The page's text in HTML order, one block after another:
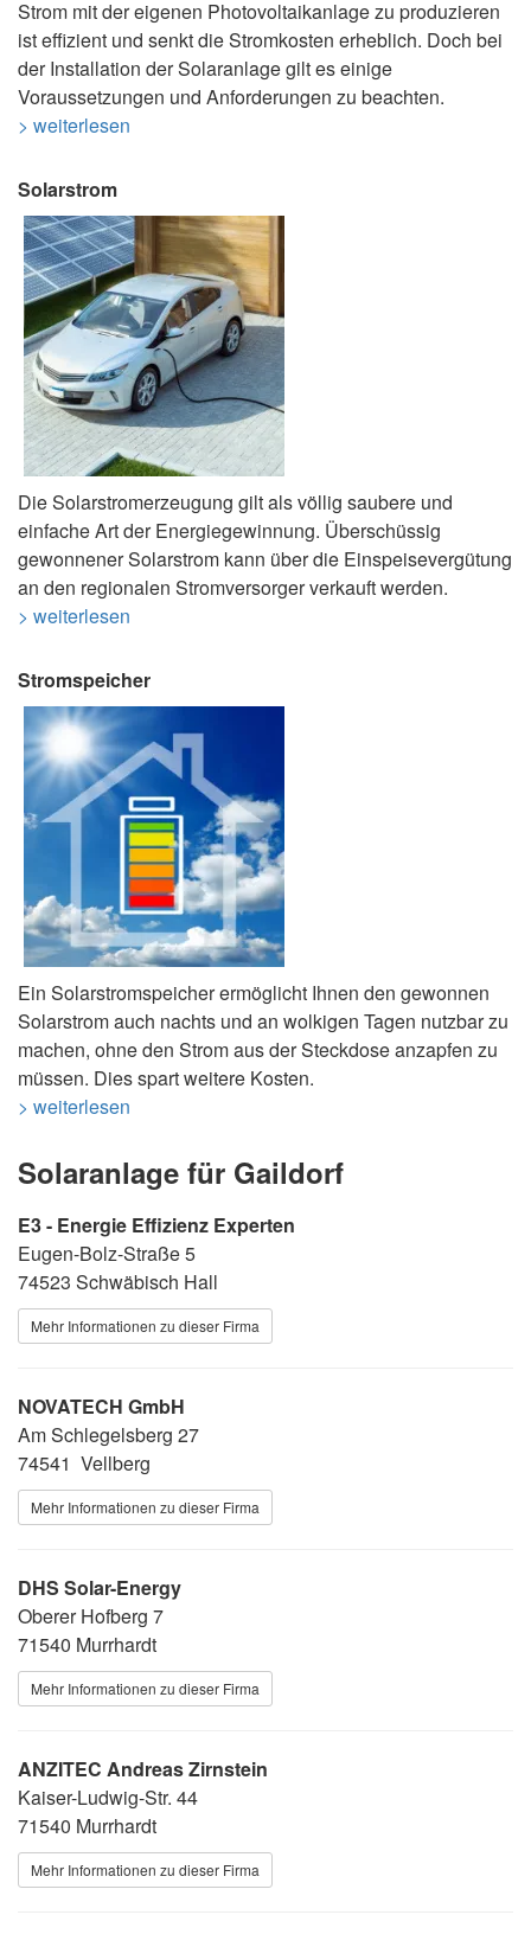
Strom mit der eigenen Photovoltaikanlage zu produzieren
ist effizient und senkt die Stromkosten erheblich. Doch bei
der Installation der Solaranlage gilt es einige
Voraussetzungen und Anforderungen zu beachten.
> weiterlesen
Solarstrom
Die Solarstromerzeugung gilt als völlig saubere und
einfache Art der Energiegewinnung. Überschüssig
gewonnener Solarstrom kann über die Einspeisevergütung
an den regionalen Stromversorger verkauft werden.
> weiterlesen
Stromspeicher
Ein Solarstromspeicher ermöglicht Ihnen den gewonnen
Solarstrom auch nachts und an wolkigen Tagen nutzbar zu
machen, ohne den Strom aus der Steckdose anzapfen zu
müssen. Dies spart weitere Kosten.
> weiterlesen
Solaranlage für Gaildorf
E3 - Energie Effizienz Experten
Eugen-Bolz-Straße 5
74523 Schwäbisch Hall
Mehr Informationen zu dieser Firma
NOVATECH GmbH
Am Schlegelsberg 27
74541 Vellberg
Mehr Informationen zu dieser Firma
DHS Solar-Energy
Oberer Hofberg 7
71540 Murrhardt
Mehr Informationen zu dieser Firma
ANZITEC Andreas Zirnstein
Kaiser-Ludwig-Str. 44
71540 Murrhardt
Mehr Informationen zu dieser Firma